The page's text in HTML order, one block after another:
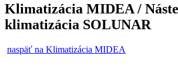
Klimatizácia MIDEA /
klimatizácia SOLUNAR
naspäť na Klimatizácia MIDEA